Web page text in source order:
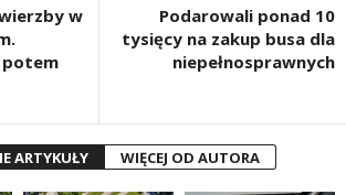
w
potem
Podarowali ponad 10
tysięcy na zakup busa dla
niepełnosprawnych
ARTYKUŁY WIĘCEJ OD AUTORA